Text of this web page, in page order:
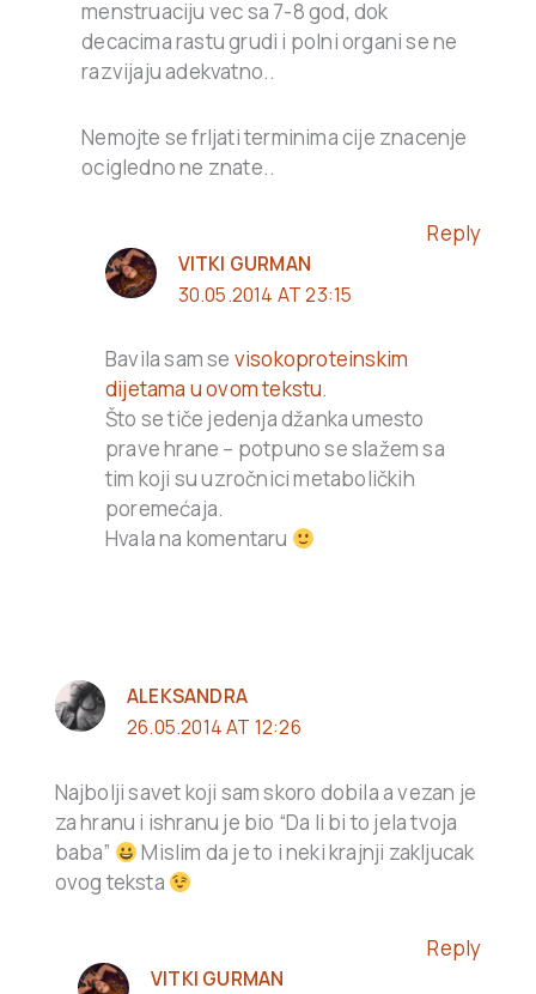
menstruaciju vec sa 7-8 god, dok
decacima rastu grudi i polni organi se ne
razvijaju adekvatno..
Nemojte se frljati terminima cije znacenje
ocigledno ne znate..
Reply
VITKI GURMAN
30.05.2014 AT 23:15
Bavila sam se visokoproteinskim
dijetama u ovom tekstu.
Što se tiče jedenja džanka umesto
prave hrane – potpuno se slažem sa
tim koji su uzročnici metaboličkih
poremećaja.
Hvala na komentaru
ALEKSANDRA
26.05.2014 AT 12:26
Najbolji savet koji sam skoro dobila a vezan je
za hranu i ishranu je bio “Da li bi to jela tvoja
baba”
Mislim da je to i neki krajnji zakljucak
ovog teksta
Reply
VITKI GURMAN